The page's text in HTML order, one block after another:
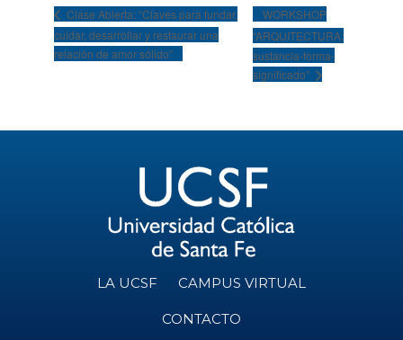
Clase Abierta: “Claves para fundar,
cuidar, desarrollar y restaurar una
relación de amor sólido”
WORKSHOP
“ARQUITECTURA:
sustancia-forma-
significado”
LA UCSF CAMPUS VIRTUAL
CONTACTO